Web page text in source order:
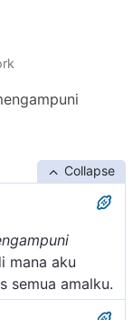
Collapse
mana aku
semua amalku.